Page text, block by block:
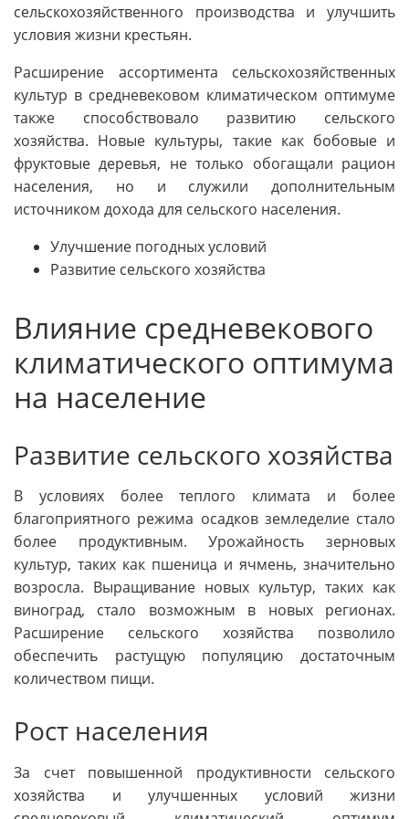
сельскохозяйственного производства и улучшить
условия жизни крестьян.
Расширение ассортимента сельскохозяйственных
культур в средневековом климатическом оптимуме
также способствовало развитию сельского
хозяйства. Новые культуры, такие как бобовые и
фруктовые деревья, не только обогащали рацион
населения, но и служили дополнительным
источником дохода для сельского населения.
Улучшение погодных условий
Развитие сельского хозяйства
Влияние средневекового
климатического оптимума
на население
Развитие сельского хозяйства
В условиях более теплого климата и более
благоприятного режима осадков земледелие стало
более продуктивным. Урожайность зерновых
культур, таких как пшеница и ячмень, значительно
возросла. Выращивание новых культур, таких как
виноград, стало возможным в новых регионах.
Расширение сельского хозяйства позволило
обеспечить растущую популяцию достаточным
количеством пищи.
Рост населения
За счет повышенной продуктивности сельского
хозяйства и улучшенных условий жизни